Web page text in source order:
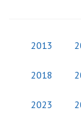
2013
2018
2023